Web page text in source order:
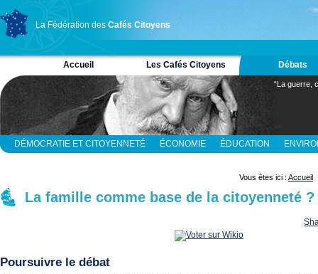
La Fédération des Cafés Citoyens
Accueil Les Cafés Citoyens Débats
“La guerre,
DÉMOCRATIE ET CITOYENNETÉ ÉCONOMIE ÉDUCATION
Vous êtes ici : Accueil
La famille comme base de la citoyenneté ?
Poursuivre le débat